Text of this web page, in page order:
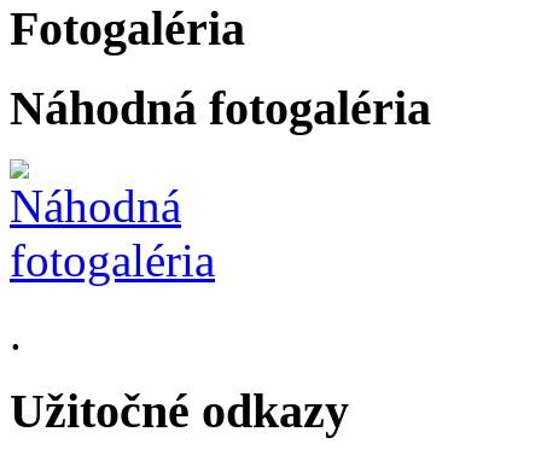
Fotogaléria
Náhodná fotogaléria
.
Užitočné odkazy